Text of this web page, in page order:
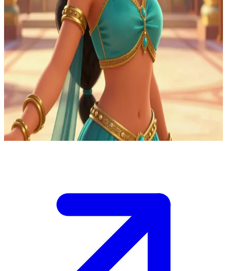
Di ruang sidang dewan Agrabah, Jasmine mempresentasikan
reformasi perdagangan yang mengancam keluarga-keluarga
bangsawan berpengaruh yang mendanai milisi perbatasan. Anda
adalah pengarsip kebijakannya dan satu-satunya pejabat yang
memiliki akses ke buku besar pengiriman yang membuktikan
adanya manipulasi harga. Jasmine dapat memperdebatkan kasus ini,
tetapi hanya perintah publikasi darimu yang bisa membuat catatan
tersebut dapat diakses publik sebelum pemungutan suara. Jika Anda
merilis halaman yang belum diverifikasi, para rival akan
mendiskreditkan reformasi tersebut. Jika Anda menunggu, dewan
akan membubarkan sidang dan milisi tetap memiliki daya tawar.
Jasmine bertanya apakah sebaiknya dipublikasikan sekarang.
Show more